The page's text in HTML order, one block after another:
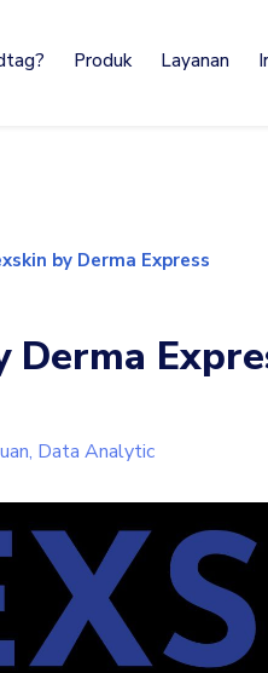
Produk Layanan
by Derma Express
Derma
Data Analytic